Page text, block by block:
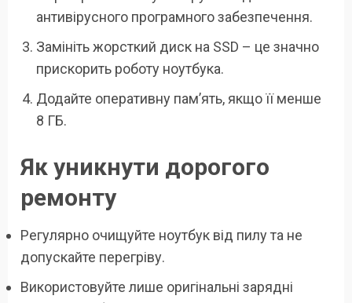
антивірусного програмного забезпечення.
Замініть жорсткий диск на SSD – це значно
прискорить роботу ноутбука.
Додайте оперативну пам’ять, якщо її менше
8 ГБ.
Як уникнути дорогого
ремонту
Регулярно очищуйте ноутбук від пилу та не
допускайте перегріву.
Використовуйте лише оригінальні зарядні